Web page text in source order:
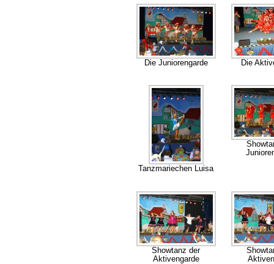
Die Juniorengarde Die
Tanzmariechen Luisa
Showtanz der
Aktivengarde